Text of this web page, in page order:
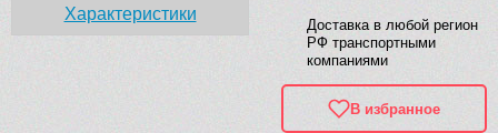
Доставка в любой регион
РФ транспортными
компаниями
В избранное
Характеристики